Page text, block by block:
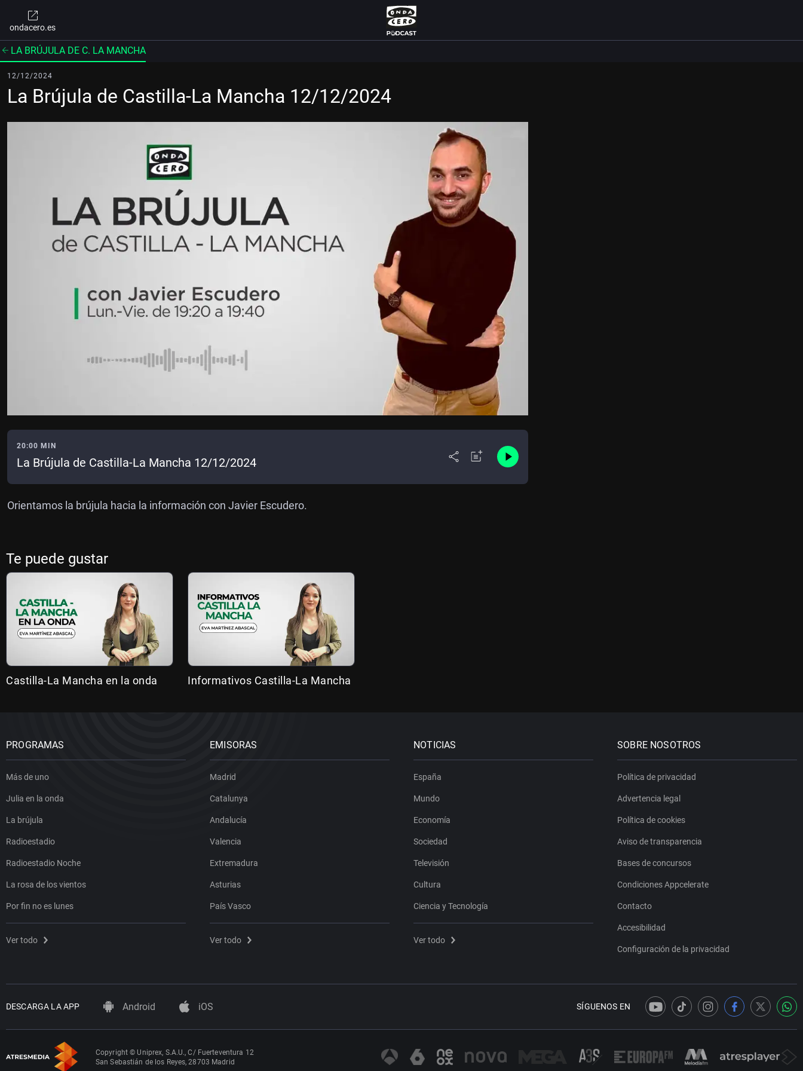
ondacero.es
LA BRÚJULA DE C. LA MANCHA
12/12/2024
La Brújula de Castilla-La Mancha 12/12/2024
20:00 MIN
La Brújula de Castilla-La Mancha 12/12/2024
Orientamos la brújula hacia la información con Javier Escudero.
Te puede gustar
Castilla-La Mancha en la onda Informativos Castilla-La Mancha
PROGRAMAS
Más de uno
Julia en la onda
La brújula
Radioestadio
Radioestadio Noche
La rosa de los vientos
Por fin no es lunes
Ver todo
EMISORAS
Madrid
Catalunya
Andalucía
Valencia
Extremadura
Asturias
País Vasco
Ver todo
NOTICIAS
España
Mundo
Economía
Sociedad
Televisión
Cultura
Ciencia y Tecnología
Ver todo
SOBRE NOSOTROS
Política de privacidad
Advertencia legal
Política de cookies
Aviso de transparencia
Bases de concursos
Condiciones Appcelerate
Contacto
Accesibilidad
Configuración de la privacidad
DESCARGA LA APP Android iOS SÍGUENOS EN
Copyright © Uniprex, S.A.U., C/ Fuerteventura 12
San Sebastián de los Reyes, 28703 Madrid